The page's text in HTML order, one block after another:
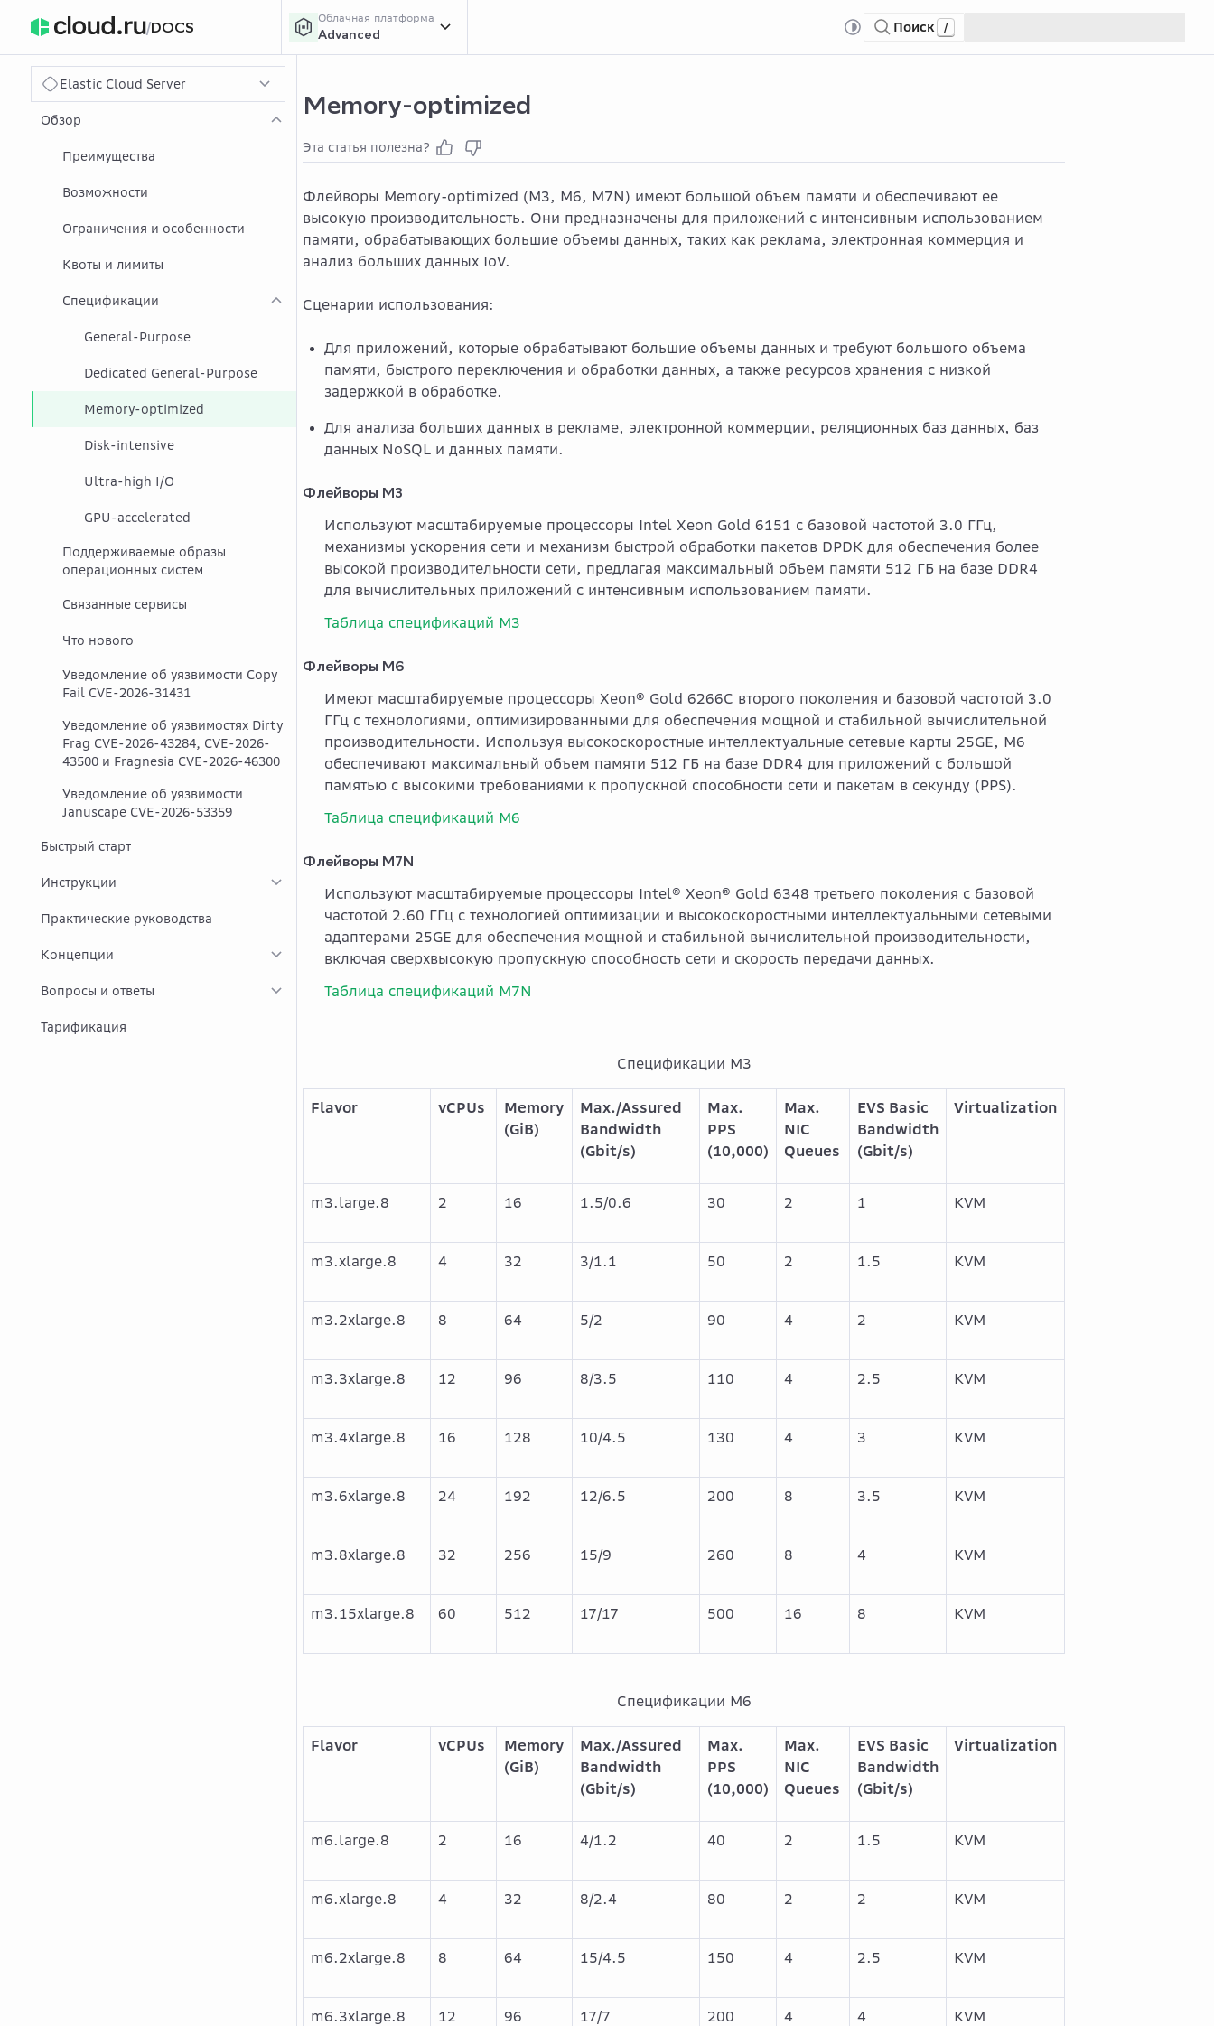
/DOCS
Облачная платформа
Advanced Поиск /
Elastic Cloud Server
Обзор
Преимущества
Возможности
Ограничения и особенности
Квоты и лимиты
Спецификации
General-Purpose
Dedicated General-Purpose
Memory-optimized
Disk-intensive
Ultra-high I/O
GPU-accelerated
Поддерживаемые образы
операционных систем
Связанные сервисы
Что нового
Уведомление об уязвимости Copy
Fail CVE-2026-31431
Уведомление об уязвимостях Dirty
Frag CVE-2026-43284, CVE-2026-
43500 и Fragnesia CVE-2026-46300
Уведомление об уязвимости
Januscape CVE-2026-53359
Быстрый старт
Инструкции
Практические руководства
Концепции
Вопросы и ответы
Тарификация
Memory-optimized
Эта статья полезна?
Флейворы Memory-optimized (M3, M6, M7N) имеют большой объем памяти и обеспечивают ее
высокую производительность. Они предназначены для приложений с интенсивным использованием
памяти, обрабатывающих большие объемы данных, таких как реклама, электронная коммерция и
анализ больших данных IoV.
Сценарии использования:
Для приложений, которые обрабатывают большие объемы данных и требуют большого объема
памяти, быстрого переключения и обработки данных, а также ресурсов хранения с низкой
задержкой в обработке.
Для анализа больших данных в рекламе, электронной коммерции, реляционных баз данных, баз
данных NoSQL и данных памяти.
Флейворы M3
Используют масштабируемые процессоры Intel Xeon Gold 6151 с базовой частотой 3.0 ГГц,
механизмы ускорения сети и механизм быстрой обработки пакетов DPDK для обеспечения более
высокой производительности сети, предлагая максимальный объем памяти 512 ГБ на базе DDR4
для вычислительных приложений с интенсивным использованием памяти.
Таблица спецификаций M3
Флейворы M6
Имеют масштабируемые процессоры Xeon® Gold 6266C второго поколения и базовой частотой 3.0
ГГц с технологиями, оптимизированными для обеспечения мощной и стабильной вычислительной
производительности. Используя высокоскоростные интеллектуальные сетевые карты 25GE, M6
обеспечивают максимальный объем памяти 512 ГБ на базе DDR4 для приложений с большой
памятью с высокими требованиями к пропускной способности сети и пакетам в секунду (PPS).
Таблица спецификаций M6
Флейворы M7N
Используют масштабируемые процессоры Intel® Xeon® Gold 6348 третьего поколения с базовой
частотой 2.60 ГГц с технологией оптимизации и высокоскоростными интеллектуальными сетевыми
адаптерами 25GE для обеспечения мощной и стабильной вычислительной производительности,
включая сверхвысокую пропускную способность сети и скорость передачи данных.
Таблица спецификаций M7N
Спецификации M3
Flavor vCPUs
Memory
(GiB)
Max./Assured
Bandwidth
(Gbit/s)
Max.
PPS
(10,000)
Max.
NIC
Queues
EVS Basic
Bandwidth
(Gbit/s)
Virtualization
m3.large.8 2 16 1.5/0.6 30 2 1 KVM
m3.xlarge.8 4 32 3/1.1 50 2 1.5 KVM
m3.2xlarge.8 8 64 5/2 90 4 2 KVM
m3.3xlarge.8 12 96 8/3.5 110 4 2.5 KVM
m3.4xlarge.8 16 128 10/4.5 130 4 3 KVM
m3.6xlarge.8 24 192 12/6.5 200 8 3.5 KVM
m3.8xlarge.8 32 256 15/9 260 8 4 KVM
m3.15xlarge.8 60 512 17/17 500 16 8 KVM
Спецификации M6
Flavor vCPUs
Memory
(GiB)
Max./Assured
Bandwidth
(Gbit/s)
Max.
PPS
(10,000)
Max.
NIC
Queues
EVS Basic
Bandwidth
(Gbit/s)
Virtualization
m6.large.8 2 16 4/1.2 40 2 1.5 KVM
m6.xlarge.8 4 32 8/2.4 80 2 2 KVM
m6.2xlarge.8 8 64 15/4.5 150 4 2.5 KVM
m6.3xlarge.8 12 96 17/7 200 4 4 KVM